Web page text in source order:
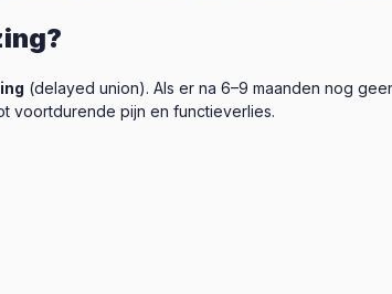
(delayed union). Als er na 6–9 maanden nog
voortdurende pijn en functieverlies.